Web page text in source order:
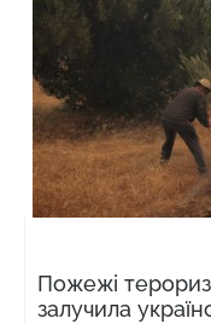
Пожежі
залучила